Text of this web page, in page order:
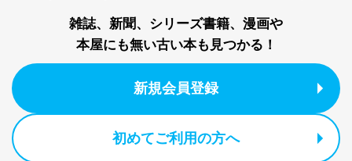
雑誌、新聞、シリーズ書籍、漫画や
本屋にも無い古い本も見つかる！
新規会員登録
初めてご利用の方へ